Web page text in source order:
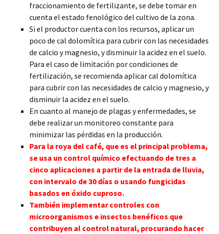
fraccionamiento de fertilizante, se debe tomar en
cuenta el estado fenológico del cultivo de la zona.
Si el productor cuenta con los recursos, aplicar un
poco de cal dolomítica para cubrir con las necesidades
de calcio y magnesio, y disminuir la acidez en el suelo.
Para el caso de limitación por condiciones de
fertilización, se recomienda aplicar cal dolomítica
para cubrir con las necesidades de calcio y magnesio, y
disminuir la acidez en el suelo.
En cuanto al manejo de plagas y enfermedades, se
debe realizar un monitoreo constante para
minimizar las pérdidas en la producción.
Para la roya del café, que es el principal problema,
se usa un control químico efectuando de tres a
cinco aplicaciones a partir de la entrada de lluvia,
con intervalo de 30 días o usando fungicidas
basados en óxido cuproso.
También implementar controles con
microorganismos e insectos benéficos que
contribuyen al control natural, procurando hacer